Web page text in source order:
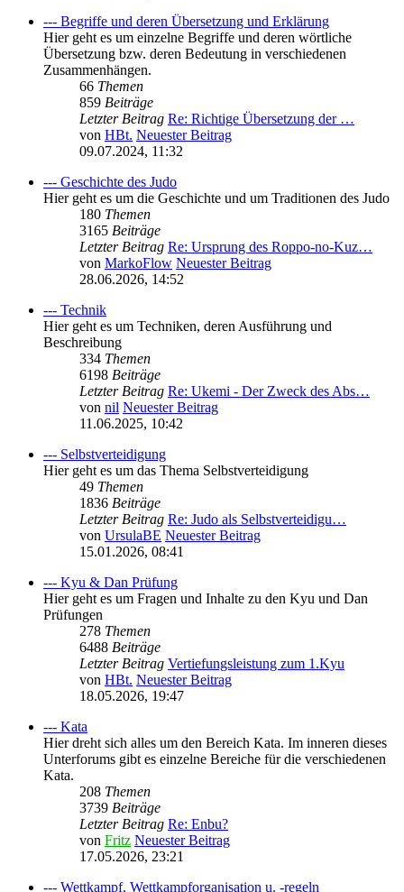
--- Begriffe und deren Übersetzung und Erklärung
Hier geht es um einzelne Begriffe und deren wörtliche
Übersetzung bzw. deren Bedeutung in verschiedenen
Zusammenhängen.
66 Themen
859 Beiträge
Letzter Beitrag Re: Richtige Übersetzung der …
von HBt. Neuester Beitrag
09.07.2024, 11:32
--- Geschichte des Judo
Hier geht es um die Geschichte und um Traditionen des Judo
180 Themen
3165 Beiträge
Letzter Beitrag Re: Ursprung des Roppo-no-Kuz…
von MarkoFlow Neuester Beitrag
28.06.2026, 14:52
--- Technik
Hier geht es um Techniken, deren Ausführung und
Beschreibung
334 Themen
6198 Beiträge
Letzter Beitrag Re: Ukemi - Der Zweck des Abs…
von nil Neuester Beitrag
11.06.2025, 10:42
--- Selbstverteidigung
Hier geht es um das Thema Selbstverteidigung
49 Themen
1836 Beiträge
Letzter Beitrag Re: Judo als Selbstverteidigu…
von UrsulaBE Neuester Beitrag
15.01.2026, 08:41
--- Kyu & Dan Prüfung
Hier geht es um Fragen und Inhalte zu den Kyu und Dan
Prüfungen
278 Themen
6488 Beiträge
Letzter Beitrag Vertiefungsleistung zum 1.Kyu
von HBt. Neuester Beitrag
18.05.2026, 19:47
--- Kata
Hier dreht sich alles um den Bereich Kata. Im inneren dieses
Unterforums gibt es einzelne Bereiche für die verschiedenen
Kata.
208 Themen
3739 Beiträge
Letzter Beitrag Re: Enbu?
von Fritz Neuester Beitrag
17.05.2026, 23:21
--- Wettkampf, Wettkampforganisation u. -regeln